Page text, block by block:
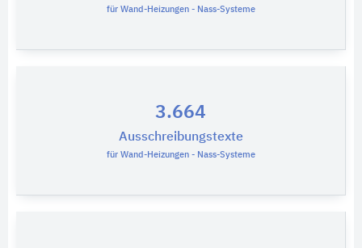
für Wand-Heizungen - Nass-Systeme
3.664
Ausschreibungstexte
für Wand-Heizungen - Nass-Systeme